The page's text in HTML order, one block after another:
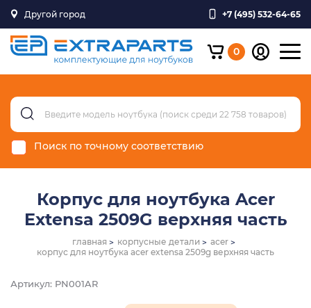
Другой город +7 (495) 532-64-65
0
Поиск по точному соответствию
Корпус для ноутбука Acer
Extensa 2509G верхняя часть
главная корпусные детали
acer
корпус для ноутбука acer extensa 2509g верхняя часть
Артикул: PN001AR